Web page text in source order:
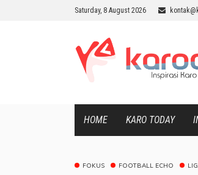
Saturday, 8 August 2026
HOME KARO TODAY
FOKUS FOOTBALL ECHO